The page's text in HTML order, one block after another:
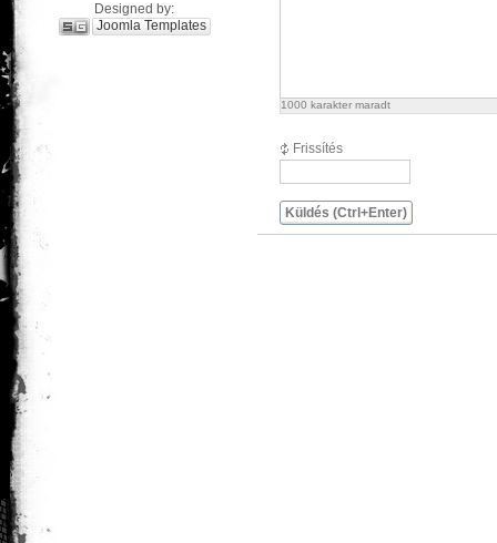
Designed by:
Joomla Templates
1000 karakter maradt
Frissítés
Küldés (Ctrl+Enter)